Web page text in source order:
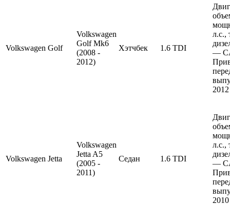
Volkswagen Golf
Volkswagen
Golf Mk6
(2008 -
2012)
Хэтчбек 1.6 TDI
—
2012
Volkswagen Jetta
Volkswagen
Jetta A5
(2005 -
2011)
Седан 1.6 TDI
—
2010